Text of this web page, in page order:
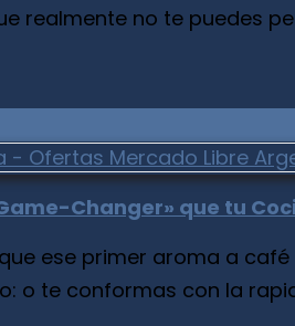
realmente no te puedes
Changer» que tu
ese primer aroma a café
o te conformas con la